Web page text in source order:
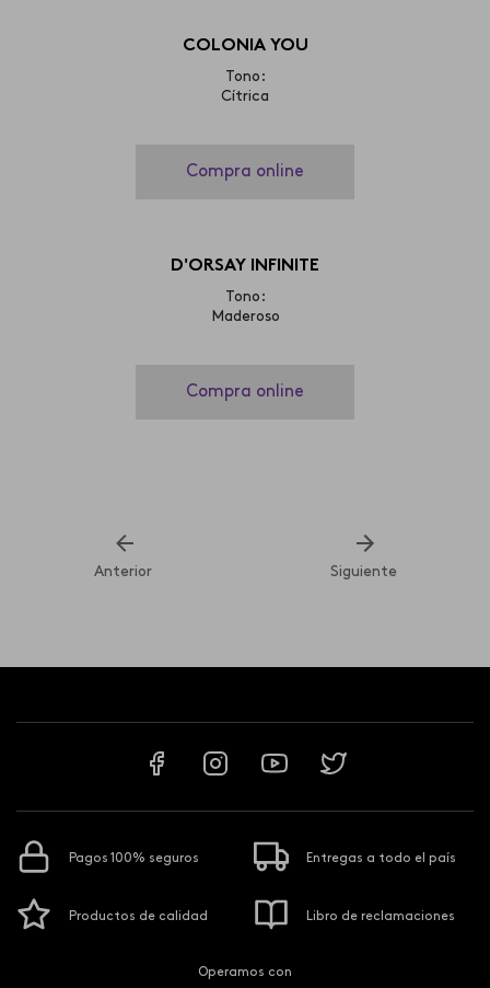
COLONIA YOU
Tono:
Cítrica
Compra online
D'ORSAY INFINITE
Tono:
Maderoso
Compra online
Anterior Siguiente
Pagos 100% seguros Entregas a todo el país
Productos de calidad Libro de reclamaciones
Operamos con